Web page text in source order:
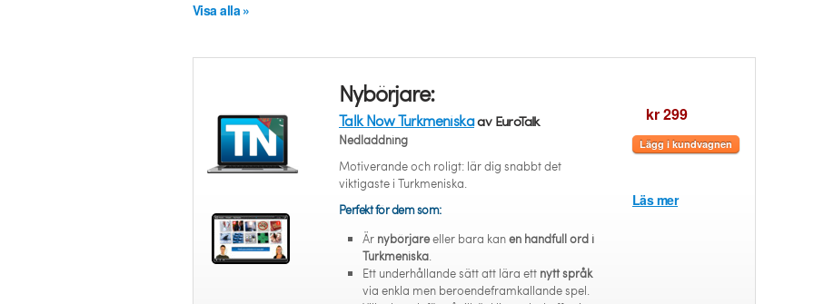
Visa alla »
Nybörjare:
Talk Now Turkmeniskaav EuroTalk
Nedladdning
Motiverande och roligt: lär dig snabbt det
viktigaste i Turkmeniska.
Perfekt för dem som:
Är nybörjareeller bara kanen handfull ord i
Turkmeniska.
Ett underhållande sätt att lära ett nytt språk
via enkla men beroendeframkallande spel.
kr 299
Lägg i kundvagnen
Läs mer